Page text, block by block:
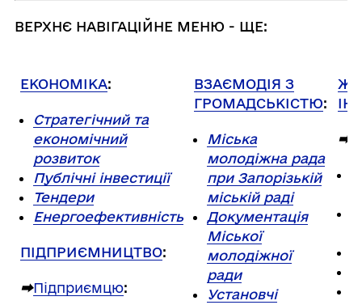
ВЕРХНЄ НАВІГАЦІЙНЕ МЕНЮ - ЩЕ:
ЕКОНОМІКА:
Стратегічний та
економічний
розвиток
Публічні інвестиції
Тендери
Енергоефективність
ПІДПРИЄМНИЦТВО:
⮕Підприємцю:
ВЗАЄМОДІЯ З
ГРОМАДСЬКІСТЮ:
Міська
молодіжна рада
при Запорізькій
міській раді
Документація
Міської
молодіжної
ради
Установчі
⮕